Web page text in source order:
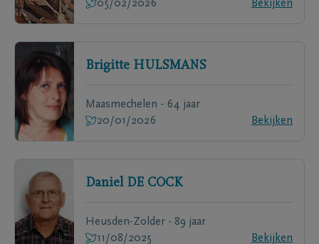
05/02/2026
Bekijken
Brigitte HULSMANS
Maasmechelen - 64 jaar
20/01/2026
Bekijken
Daniel DE COCK
Heusden-Zolder - 89 jaar
11/08/2025
Bekijken